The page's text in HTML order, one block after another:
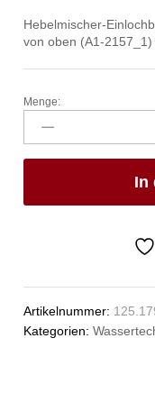
Hebelmischer-
von oben (A1-
chief
Einlochbatterie
3/4"
Anzahl
Menge:
In
Artikelnummer:
Kategorien: